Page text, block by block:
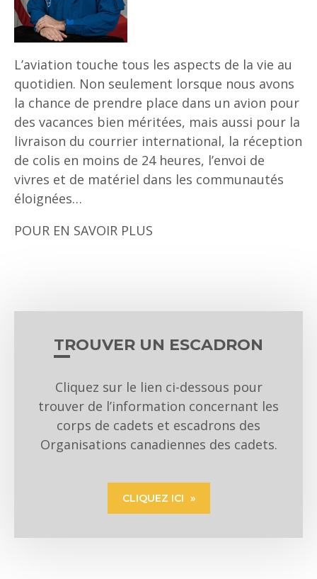
L’aviation touche tous les aspects de la vie au
quotidien. Non seulement lorsque nous avons
la chance de prendre place dans un avion pour
des vacances bien méritées, mais aussi pour la
livraison du courrier international, la réception
de colis en moins de 24 heures, l’envoi de
vivres et de matériel dans les communautés
éloignées…
POUR EN SAVOIR PLUS
TROUVER UN ESCADRON
Cliquez sur le lien ci-dessous pour
trouver de l’information concernant les
corps de cadets et escadrons des
Organisations canadiennes des cadets.
CLIQUEZ ICI